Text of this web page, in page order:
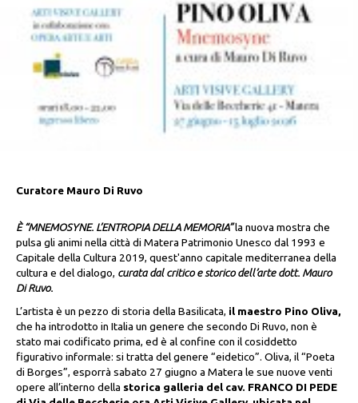
Curatore Mauro Di Ruvo
È “MNEMOSYNE. L’ENTROPIA DELLA MEMORIA”la nuova mostra che
pulsa gli animi nella città di Matera Patrimonio Unesco dal 1993 e
Capitale della Cultura 2019, quest'anno capitale mediterranea della
cultura e del dialogo, curata dal critico e storico dell’arte dott. Mauro
Di Ruvo.
L’artista è un pezzo di storia della Basilicata, il maestro Pino Oliva,
che ha introdotto in Italia un genere che secondo Di Ruvo, non è
stato mai codificato prima, ed è al confine con il cosiddetto
figurativo informale: si tratta del genere “eidetico”. Oliva, il “Poeta
di Borges”, esporrà sabato 27 giugno a Matera le sue nuove venti
opere all’interno della storica galleria del cav. FRANCO DI PEDE